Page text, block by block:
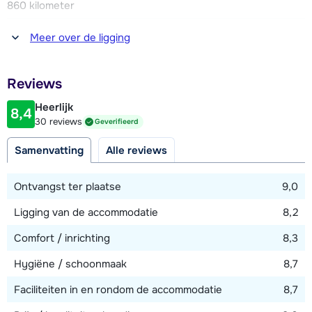
860 kilometer
Afstand tot winkel(s)
1200 meter
500 meter
Afstand tot piste
800 meter
1500 meter
Bekijk kaart
Meer over de ligging
Reviews
8,4 Heerlijk
30 reviews Geverifieerd
Samenvatting Alle reviews
Ontvangst ter plaatse
9,0
Ligging van de accommodatie
8,2
Comfort / inrichting
8,3
Hygiëne / schoonmaak
8,7
Faciliteiten in en rondom de accommodatie
8,7